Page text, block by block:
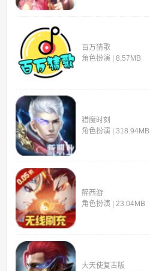
百万猜歌
角色扮演 | 8.57MB
猎魔时刻
角色扮演 | 318.94MB
醉西游
角色扮演 | 23.04MB
大天使复古版